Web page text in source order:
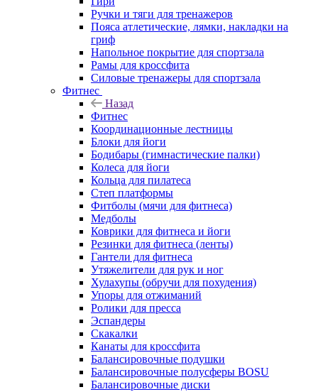
Ручки и тяги для тренажеров
Пояса атлетические, лямки, накладки на
гриф
Напольное покрытие для спортзала
Рамы для кроссфита
Силовые тренажеры для спортзала
Фитнес
Назад
Фитнес
Координационные лестницы
Блоки для йоги
Бодибары (гимнастические палки)
Колеса для йоги
Кольца для пилатеса
Степ платформы
Фитболы (мячи для фитнеса)
Медболы
Коврики для фитнеса и йоги
Резинки для фитнеса (ленты)
Гантели для фитнеса
Утяжелители для рук и ног
Хулахупы (обручи для похудения)
Упоры для отжиманий
Ролики для пресса
Эспандеры
Скакалки
Канаты для кроссфита
Балансировочные подушки
Балансировочные полусферы BOSU
Балансировочные диски